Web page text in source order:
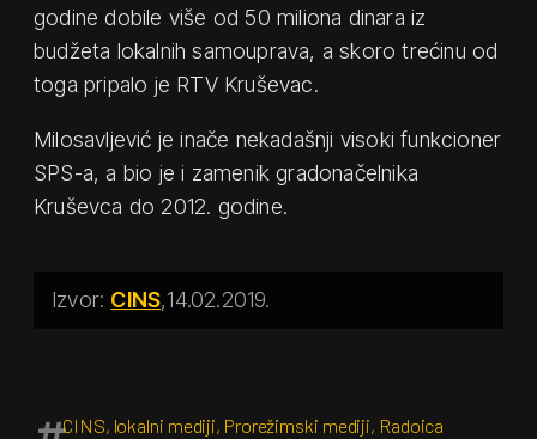
godine dobile više od 50 miliona dinara iz
budžeta lokalnih samouprava, a skoro trećinu od
toga pripalo je RTV Kruševac.
Milosavljević je inače nekadašnji visoki funkcioner
SPS-a, a bio je i zamenik gradonačelnika
Kruševca do 2012. godine.
CINS 14.02.2019.
CINS, lokalni mediji, Prorežimski mediji, Radoica